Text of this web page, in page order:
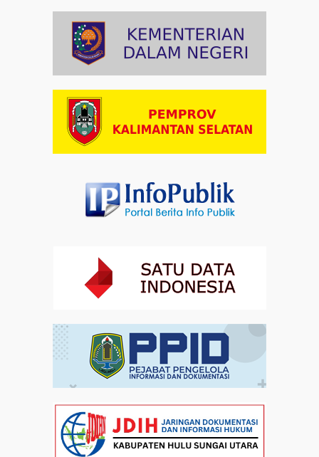
Artikel
Paduan Suara yang Menyatukan Harapan untuk
Indonesia
Dalam Zikir dan Doa Kebangsaan, Tio Menemukan
Makna Keberagaman
Artikel 01-08-2026 18:00
Kebangsaan di Monas
31-07-2026 16:04
Pandang terhadap Penyandang Disabilitas